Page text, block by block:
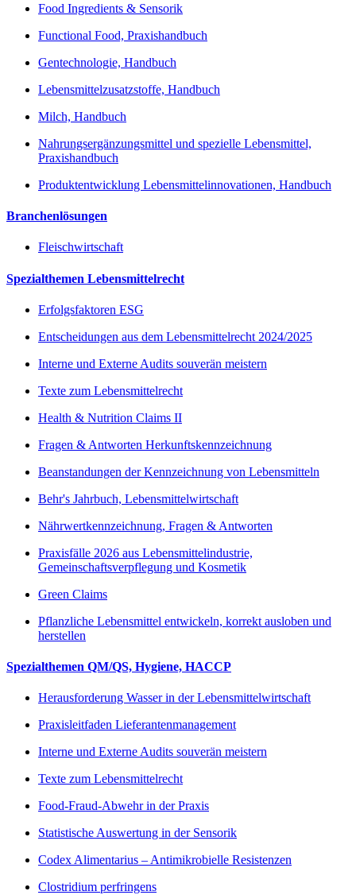
Food Ingredients & Sensorik
Functional Food, Praxishandbuch
Gentechnologie, Handbuch
Lebensmittelzusatzstoffe, Handbuch
Milch, Handbuch
Nahrungsergänzungsmittel und spezielle Lebensmittel,
Praxishandbuch
Produktentwicklung Lebensmittelinnovationen, Handbuch
Branchenlösungen
Fleischwirtschaft
Spezialthemen Lebensmittelrecht
Erfolgsfaktoren ESG
Entscheidungen aus dem Lebensmittelrecht 2024/2025
Interne und Externe Audits souverän meistern
Texte zum Lebensmittelrecht
Health & Nutrition Claims II
Fragen & Antworten Herkunftskennzeichnung
Beanstandungen der Kennzeichnung von Lebensmitteln
Behr's Jahrbuch, Lebensmittelwirtschaft
Nährwertkennzeichnung, Fragen & Antworten
Praxisfälle 2026 aus Lebensmittelindustrie,
Gemeinschaftsverpflegung und Kosmetik
Green Claims
Pflanzliche Lebensmittel entwickeln, korrekt ausloben und
herstellen
Spezialthemen QM/QS, Hygiene, HACCP
Herausforderung Wasser in der Lebensmittelwirtschaft
Praxisleitfaden Lieferantenmanagement
Interne und Externe Audits souverän meistern
Texte zum Lebensmittelrecht
Food-Fraud-Abwehr in der Praxis
Statistische Auswertung in der Sensorik
Codex Alimentarius – Antimikrobielle Resistenzen
Clostridium perfringens